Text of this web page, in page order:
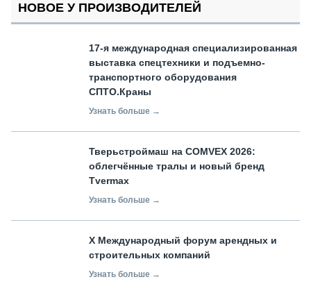
НОВОЕ У ПРОИЗВОДИТЕЛЕЙ
17-я международная специализированная
выставка спецтехники и подъемно-
транспортного оборудования
СПТО.Краны
Узнать больше →
Тверьстроймаш на COMVEX 2026:
облегчённые тралы и новый бренд
Tvermax
Узнать больше →
X Международный форум арендных и
строительных компаний
Узнать больше →